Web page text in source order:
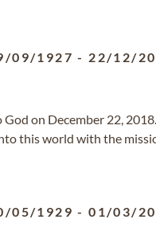
09/1927 - 22/12/
on December 22,
this world with the
05/1929 -01/03/